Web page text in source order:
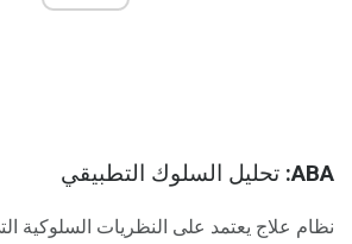
ABA: تحليل السلوك التطبيقي
نظام علاج يعتمد على النظريات السلوكية